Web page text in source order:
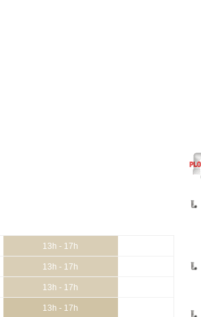
13h - 17h
13h - 17h
13h - 17h
13h - 17h